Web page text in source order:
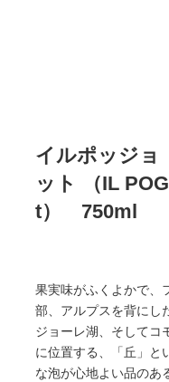
イルポッジ
ット （IL
t） 750ml
果実味がふくよかで、
部、アルプスを背にし
ジョーレ湖、そしてコ
に位置する、「丘」と
な泡が心地よい品のあ